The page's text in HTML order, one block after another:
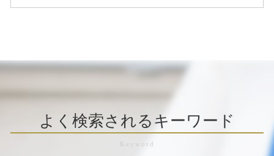
よく検索されるキーワード